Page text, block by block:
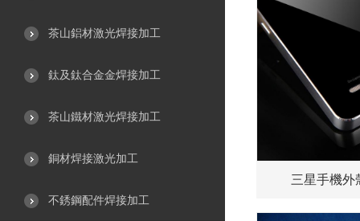
茶山鋁材激光焊接加工
鈦及鈦合金金焊接加工
茶山鐵材激光焊接加工
銅材焊接激光加工
不銹鋼配件焊接加工
三星手機外